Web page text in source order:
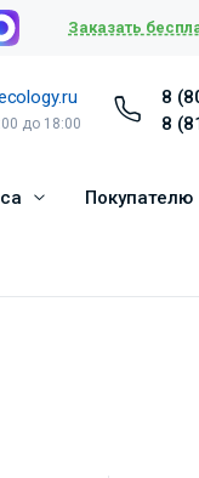
Заказать
до 18:00
8
8
Покупателю